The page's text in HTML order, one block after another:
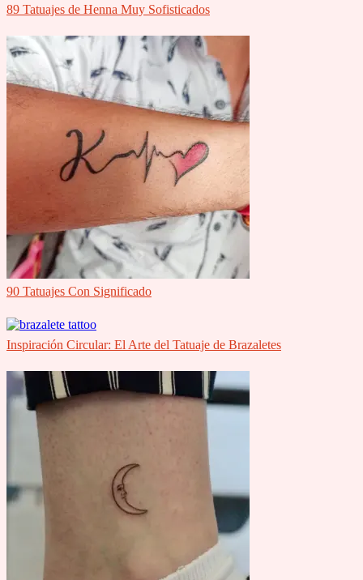
89 Tatuajes de Henna Muy Sofisticados
90 Tatuajes Con Significado
Inspiración Circular: El Arte del Tatuaje de Brazaletes